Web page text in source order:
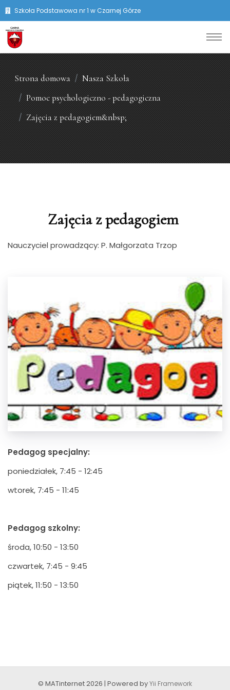
Szkoła Podstawowa nr 1 w Czarnej Górze
Strona domowa
Nasza Szkoła
Pomoc psychologiczno - pedagogiczna
Zajęcia z pedagogiem&nbsp;
Zajęcia z pedagogiem
Nauczyciel prowadzący: P. Małgorzata Trzop
Pedagog specjalny:
poniedziałek, 7:45 - 12:45
wtorek, 7:45 - 11:45
Pedagog szkolny:
środa, 10:50 - 13:50
czwartek, 7:45 - 9:45
piątek, 11:50 - 13:50
© MATinternet 2026 | Powered byYii Framework